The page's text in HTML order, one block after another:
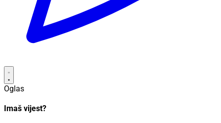
Oglas
Imaš vijest?